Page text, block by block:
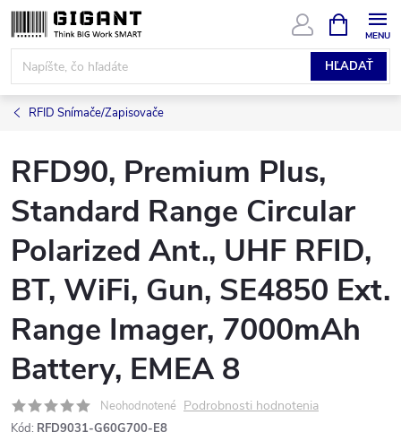
Prejsť
na
obsah
HĽADAŤ
KOŠÍK
RFID Snímače/Zapisovače
RFD90, Premium Plus,
Standard Range Circular
Polarized Ant., UHF RFID,
BT, WiFi, Gun, SE4850 Ext.
Range Imager, 7000mAh
Battery, EMEA 8
Neohodnotené Podrobnosti hodnotenia
Kód: RFD9031-G60G700-E8